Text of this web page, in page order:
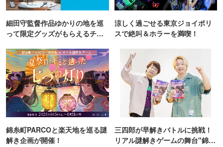
細田守監督作品ゆかりの地を巡
って限定グッズがもらえるチャ
涼しく過ごせる東京ジョイポリ
スで絶叫＆ホラーを満喫！
錦糸町PARCOと楽天地を巡る謎
解き企画が開催！
三四郎が早解きバトルに挑戦！
リアル謎解きゲームの舞台"錦糸